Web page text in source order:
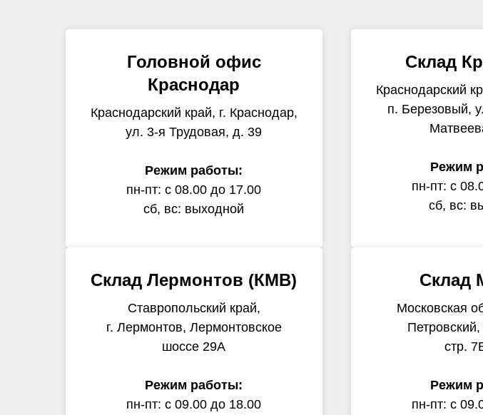
Головной офис
Краснодар
Краснодарский край, г. Краснодар,
ул. 3-я Трудовая, д. 39
Режим работы:
пн-пт: с 08.00 до 17.00
сб, вс: выходной
Склад
Краснодарский
п. Березовый,
Режим
пн-пт: с
сб, вс:
Склад Лермонтов (КМВ)
Ставропольский край,
г. Лермонтов, Лермонтовское
шоссе 29А
Режим работы:
пн-пт: с 09.00 до 18.00
Склад
Московская
стр.
Режим
пн-пт: с